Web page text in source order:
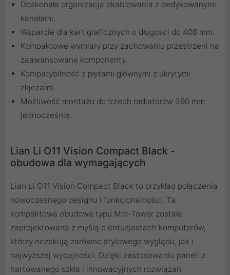
Doskonała organizacja okablowania z dedykowanymi
kanałami.
Wsparcie dla kart graficznych o długości do 408 mm.
Kompaktowe wymiary przy zachowaniu przestrzeni na
zaawansowane komponenty.
Kompatybilność z płytami głównymi z ukrytymi
złączami.
Możliwość montażu do trzech radiatorów 360 mm
jednocześnie.
Lian Li O11 Vision Compact Black -
obudowa dla wymagających
Lian Li O11 Vision Compact Black to przykład połączenia
nowoczesnego designu i funkcjonalności. Ta
kompaktowa obudowa typu Mid-Tower została
zaprojektowana z myślą o entuzjastach komputerów,
którzy oczekują zarówno stylowego wyglądu, jak i
najwyższej wydajności. Dzięki zastosowaniu paneli z
hartowanego szkła i innowacyjnych rozwiązań